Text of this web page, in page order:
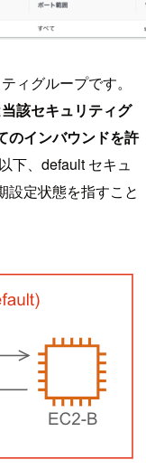
ィグループです。
当該セキュリティグ
のインバウンドを許
下、default セキュ
設定状態を指すこと